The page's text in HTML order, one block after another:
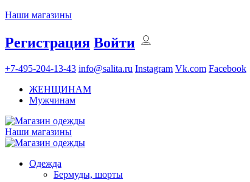
Наши магазины
Регистрация Войти
+7-495-204-13-43 info@salita.ru Instagram Vk.com Facebook
ЖЕНЩИНАМ
Мужчинам
Наши магазины
Одежда
Бермуды, шорты